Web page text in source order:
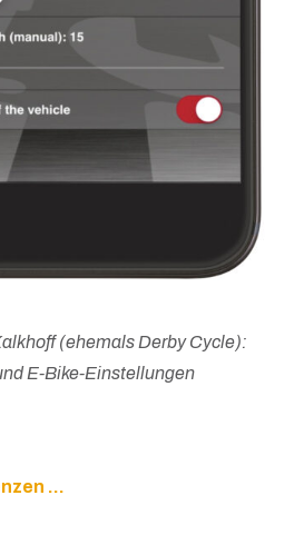
(ehemals Derby Cycle):
E-Bike-Einstellungen
…